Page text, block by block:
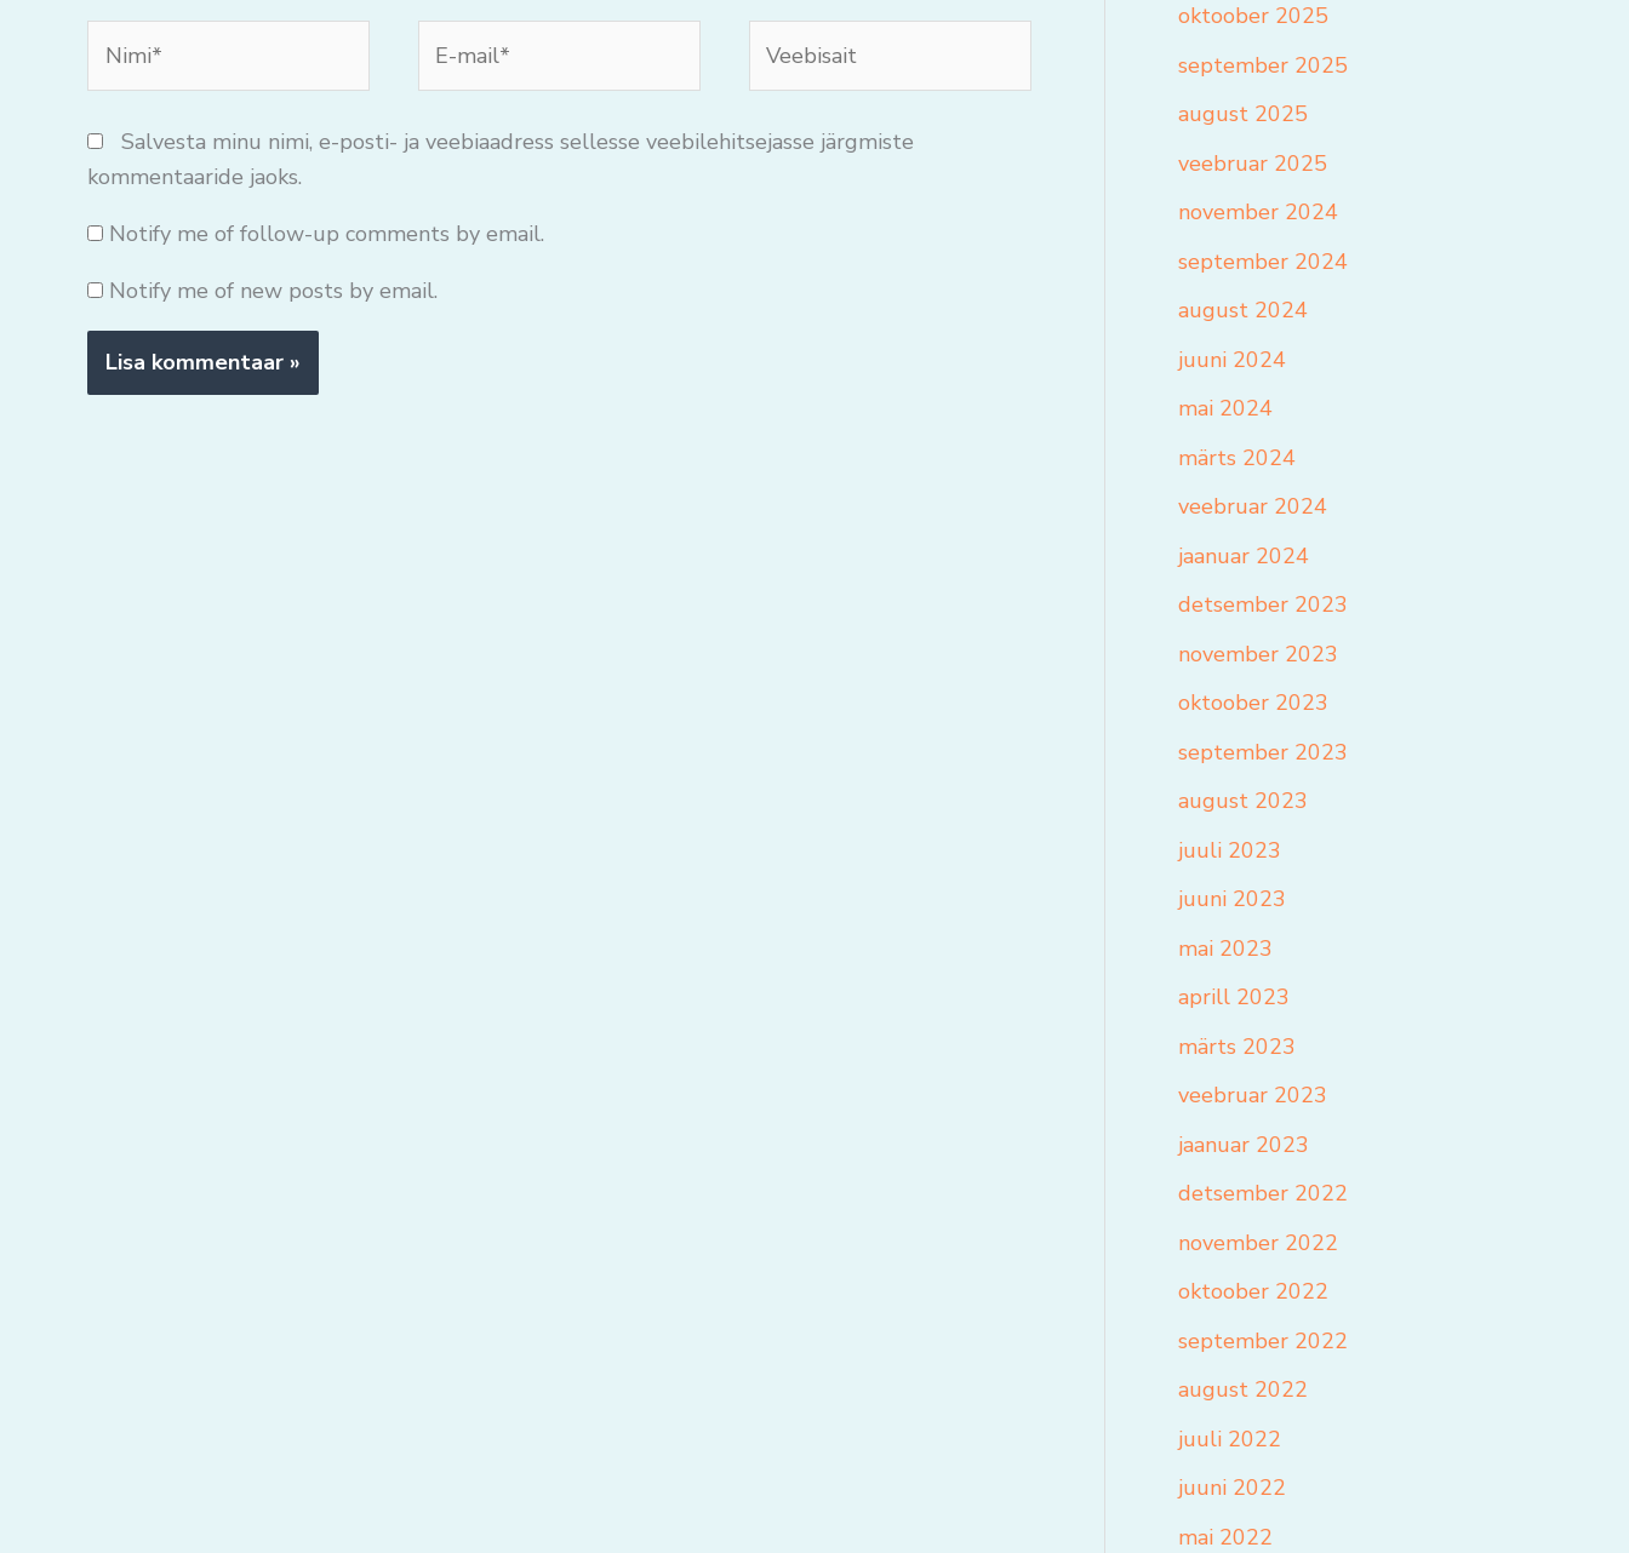
mail*
Salvesta minu nimi, e-posti- ja veebiaadress sellesse veebilehitsejasse järgmiste
kommentaaride jaoks.
Notify me of follow-up comments by email.
Notify me of new posts by email.
oktoober 2025
september 2025
august 2025
veebruar 2025
november 2024
september 2024
august 2024
juuni 2024
mai 2024
märts 2024
veebruar 2024
jaanuar 2024
detsember 2023
november 2023
oktoober 2023
september 2023
august 2023
juuli 2023
juuni 2023
mai 2023
aprill 2023
märts 2023
veebruar 2023
jaanuar 2023
detsember 2022
november 2022
oktoober 2022
september 2022
august 2022
juuli 2022
juuni 2022
mai 2022